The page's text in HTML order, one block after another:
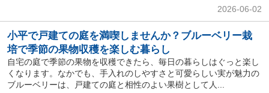
2026-06-02
小平で戸建ての庭を満喫しませんか？ブルーベリー栽
培で季節の果物収穫を楽しむ暮らし
自宅の庭で季節の果物を収穫できたら、毎日の暮らしはぐっと楽し
くなります。なかでも、手入れのしやすさと可愛らしい実が魅力の
ブルーベリーは、戸建ての庭と相性のよい果樹として人...